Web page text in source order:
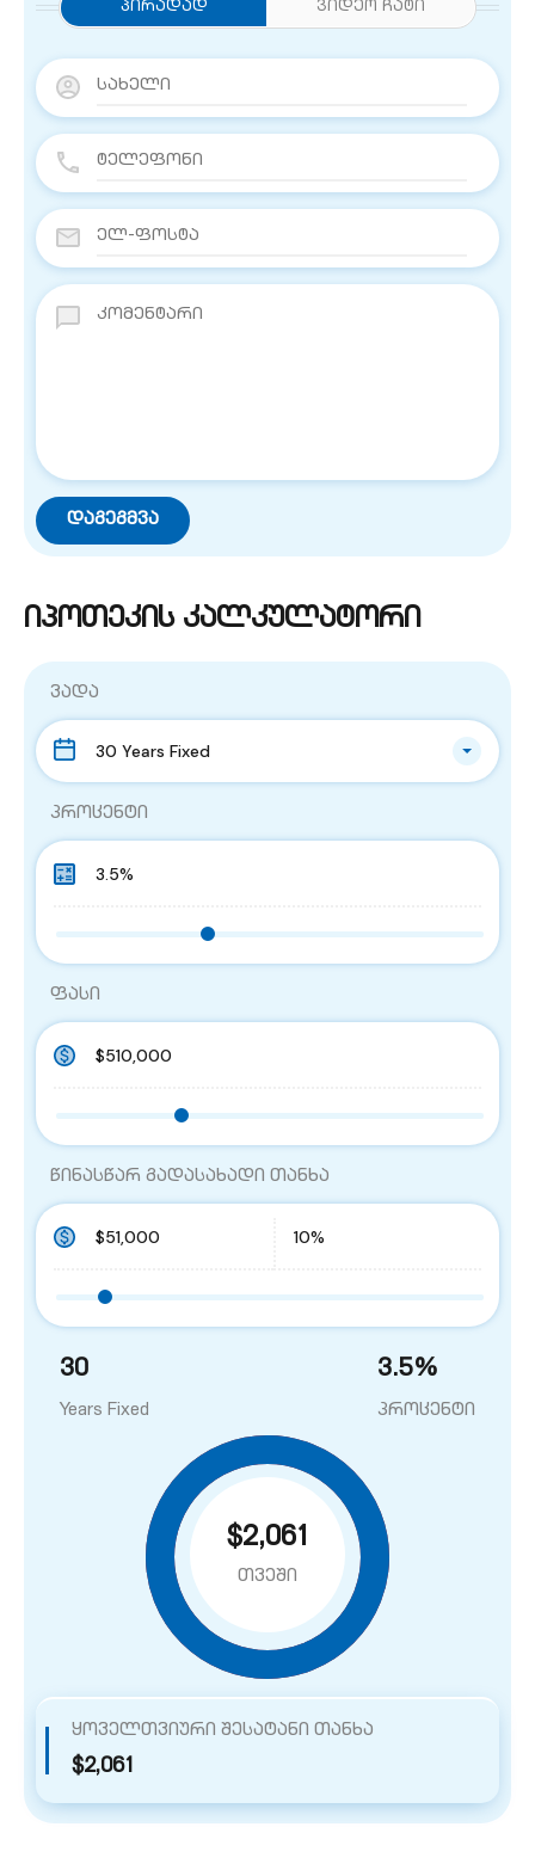
Პირადად ვიდეო ჩატი
იპოთეკის კალკულატორი
ვადა
30 Years Fixed
პროცენტი
ფასი
წინასწარ გადასახადი თანხა
30
Years Fixed
3.5%
პროცენტი
$2,061
თვეში
ყოველთვიური შესატანი თანხა
$2,061